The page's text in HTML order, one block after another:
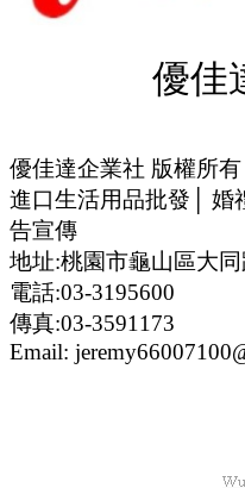
優佳
優佳達企業社 版權所有
進口生活用品批發│ 婚
告宣傳
地址:桃園市龜山區大
電話:03-3195600
傳真:03-3591173
Email: